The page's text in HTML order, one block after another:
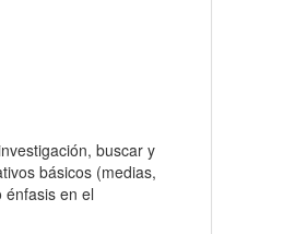
buscar y
básicos (medias,
en el